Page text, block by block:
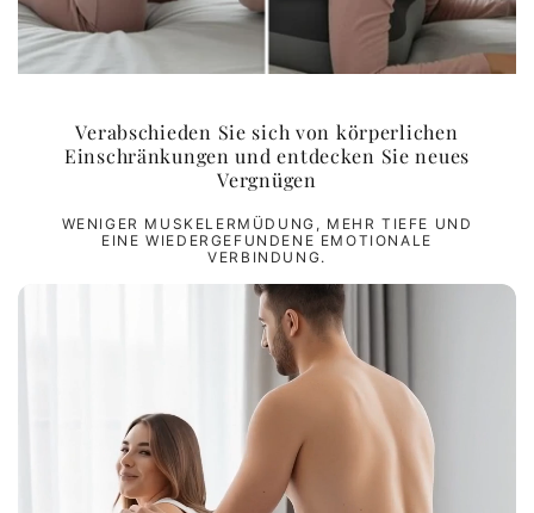
Verabschieden Sie sich von körperlichen
Einschränkungen und entdecken Sie neues
Vergnügen
WENIGER MUSKELERMÜDUNG, MEHR TIEFE UND
EINE WIEDERGEFUNDENE EMOTIONALE
VERBINDUNG.